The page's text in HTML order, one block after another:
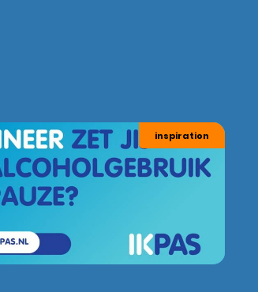
inspiration